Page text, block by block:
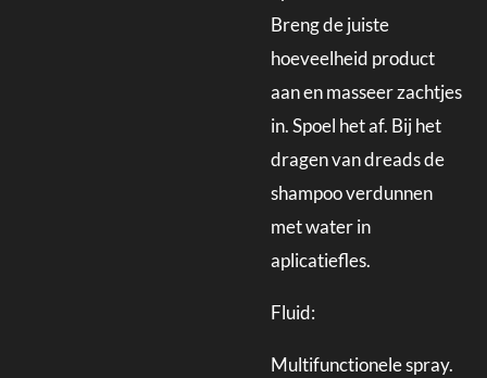
Breng de juiste
hoeveelheid product
aan en masseer zachtjes
in. Spoel het af. Bij het
dragen van dreads de
shampoo verdunnen
met water in
aplicatiefles.
Fluid:
Multifunctionele spray.